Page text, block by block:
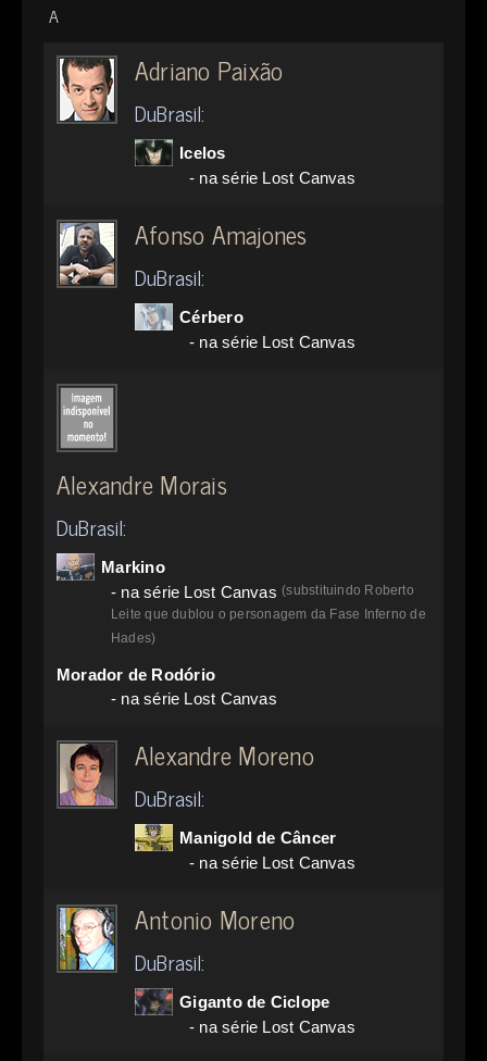
A
Adriano Paixão
DuBrasil:
Icelos
- na série Lost Canvas
Afonso Amajones
DuBrasil:
Cérbero
- na série Lost Canvas
Alexandre Morais
DuBrasil:
Markino
- na série Lost Canvas (substituindo Roberto
Leite que dublou o personagem da Fase Inferno de
Hades)
Morador de Rodório
- na série Lost Canvas
Alexandre Moreno
DuBrasil:
Manigold de Câncer
- na série Lost Canvas
Antonio Moreno
DuBrasil:
Giganto de Ciclope
- na série Lost Canvas